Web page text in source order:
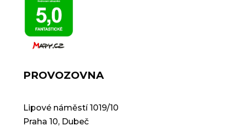
PROVOZOVNA
Lipové náměstí 1019/10
Praha 10, Dubeč